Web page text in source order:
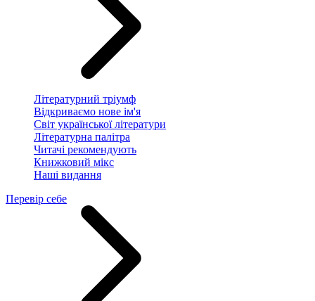
Літературний тріумф
Відкриваємо нове ім'я
Світ української літератури
Літературна палітра
Читачі рекомендують
Книжковий мікс
Наші видання
Перевір себе